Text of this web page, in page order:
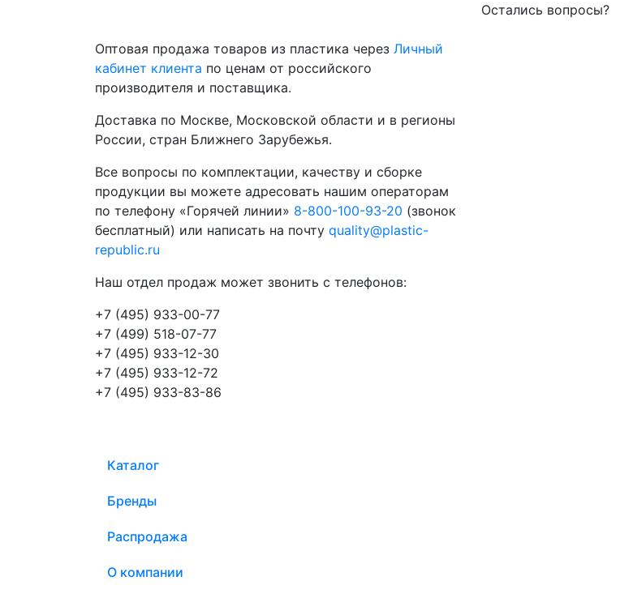
Остались вопросы?
Оптовая продажа товаров из пластика через Личный
кабинет клиента по ценам от российского
производителя и поставщика.
Доставка по Москве, Московской области и в регионы
России, стран Ближнего Зарубежья.
Все вопросы по комплектации, качеству и сборке
продукции вы можете адресовать нашим операторам
по телефону «Горячей линии» 8-800-100-93-20 (звонок
бесплатный) или написать на почту quality@plastic-
republic.ru
Наш отдел продаж может звонить с телефонов:
+7 (495) 933-00-77
+7 (499) 518-07-77
+7 (495) 933-12-30
+7 (495) 933-12-72
+7 (495) 933-83-86
Каталог
Бренды
Распродажа
О компании